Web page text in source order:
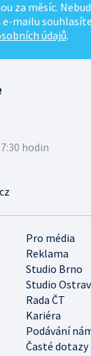
za měsíc.
e-mailu
údajů.